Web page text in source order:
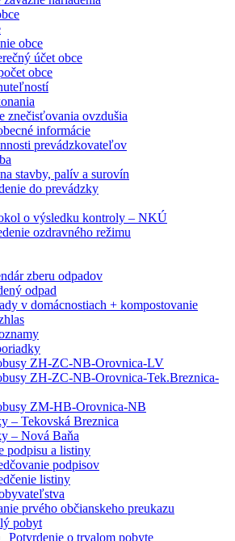
obce
účet obce
obce
znečisťovania ovzdušia
informácie
prevádzkovateľov
stavby, palív a surovín
do prevádzky
o výsledku kontroly – NKÚ
ozdravného režimu
zberu odpadov
odpad
v domácnostiach + kompostovanie
ZH-ZC-NB-Orovnica-LV
ZH-ZC-NB-Orovnica-Tek.Breznica-
ZM-HB-Orovnica-NB
– Tekovská Breznica
– Nová Baňa
podpisu a listiny
podpisov
listiny
prvého občianskeho preukazu
pobyt
Potvrdenie o trvalom pobyte